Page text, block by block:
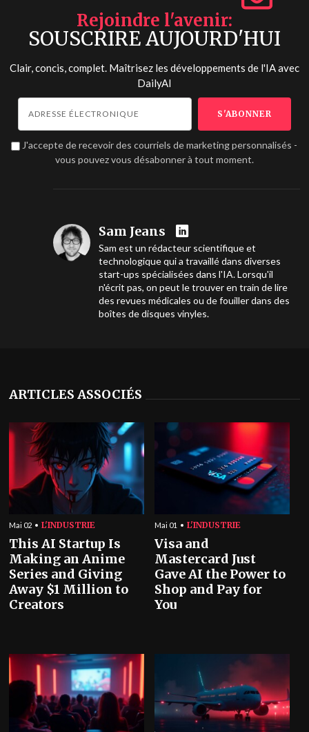
Rejoindre l'avenir
SOUSCRIRE AUJOURD'HUI
Clair, concis, complet. Maîtrisez les développements de l'IA avec
DailyAI
J'accepte de recevoir des courriels de marketing personnalisés -
vous pouvez vous désabonner à tout moment.
Sam Jeans
Sam est un rédacteur scientifique et
technologique qui a travaillé dans diverses
start-ups spécialisées dans l'IA. Lorsqu'il
n'écrit pas, on peut le trouver en train de lire
des revues médicales ou de fouiller dans des
boîtes de disques vinyles.
ARTICLES ASSOCIÉS
Mai 02 L'INDUSTRIE
This AI Startup Is
Making an Anime
Series and Giving
Away $1 Million to
Creators
Mai 01 L'INDUSTRIE
Visa and
Mastercard Just
Gave AI the Power to
Shop and Pay for
You